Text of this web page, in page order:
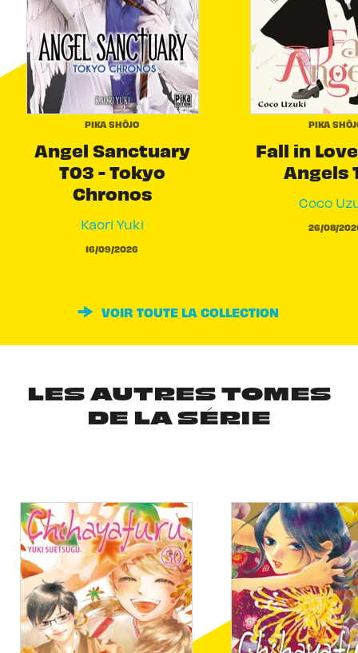
PIKA SHÔJO
Angel Sanctuary
T03 - Tokyo
Chronos
Kaori Yuki
16/09/2026
PIKA
Fall in
Angels
Coco
26/08/
VOIR TOUTE LA COLLECTION
LES AUTRES TOMES
DE LA SÉRIE